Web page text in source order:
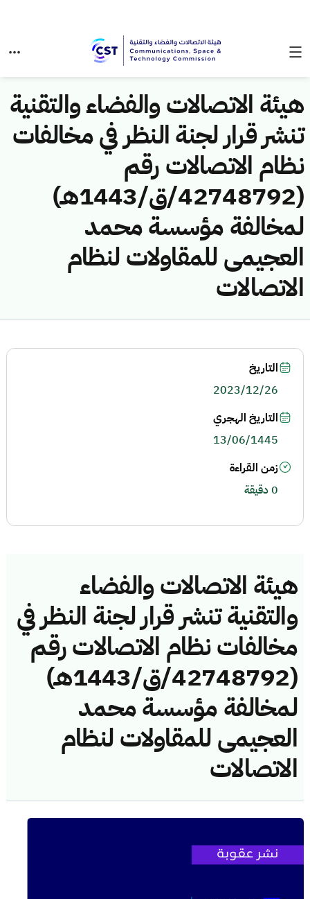
هيئة الاتصالات والفضاء والتقنية
تنشر قرار لجنة النظر في مخالفات
نظام الاتصالات رقم
(42748792/ق/1443هـ)
لمخالفة مؤسسة محمد
العجيمى للمقاولات لنظام
الاتصالات
هيئة الاتصالات والفضاء
والتقنية تنشر قرار لجنة النظر في
مخالفات نظام الاتصالات رقم
(42748792/ق/1443هـ)
لمخالفة مؤسسة محمد
العجيمى للمقاولات لنظام
الاتصالات
التاريخ
2023/12/26
التاريخ الهجري
13/06/1445
زمن القراءة
0 دقيقة